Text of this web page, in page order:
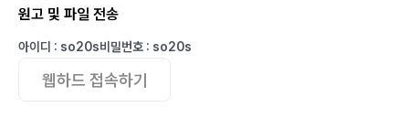
원고 및 파일 전송
아이디 : so20s비밀번호 : so20s
웹하드 접속하기